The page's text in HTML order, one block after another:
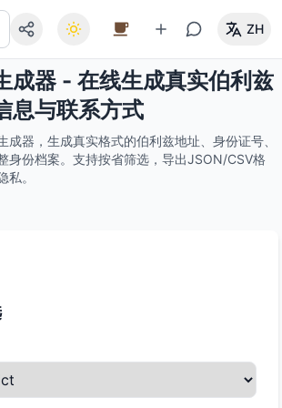
ZH
成器 - 在线生成真实伯利兹
息与联系方式
成器，生成真实格式的伯利兹地址、身份证号、
身份档案。支持按省筛选，导出JSON/CSV格
。